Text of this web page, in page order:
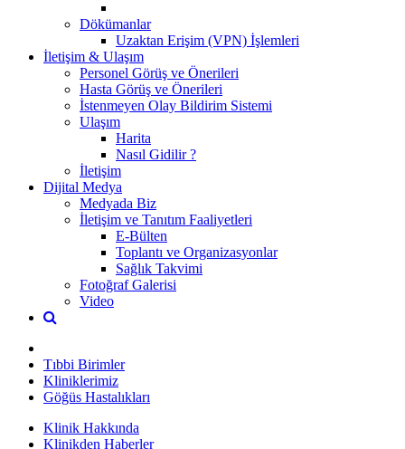
Dökümanlar
Uzaktan Erişim (VPN) İşlemleri
İletişim & Ulaşım
Personel Görüş ve Önerileri
Hasta Görüş ve Önerileri
İstenmeyen Olay Bildirim Sistemi
Ulaşım
Harita
Nasıl Gidilir ?
İletişim
Dijital Medya
Medyada Biz
İletişim ve Tanıtım Faaliyetleri
E-Bülten
Toplantı ve Organizasyonlar
Sağlık Takvimi
Fotoğraf Galerisi
Video
Tıbbi Birimler
Kliniklerimiz
Göğüs Hastalıkları
Klinik Hakkında
Klinikden Haberler